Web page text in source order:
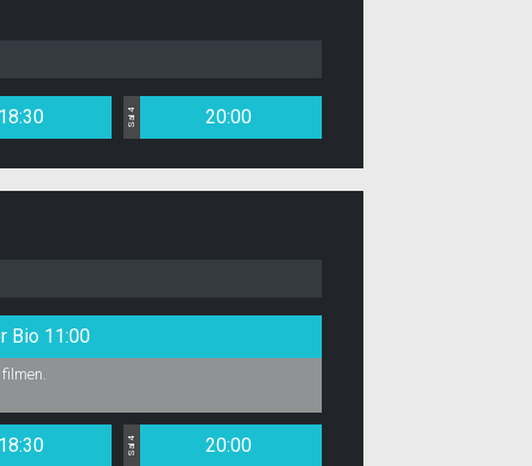
18:30 Sal 4 20:00
Bio 11:00
18:30 Sal 4 20:00